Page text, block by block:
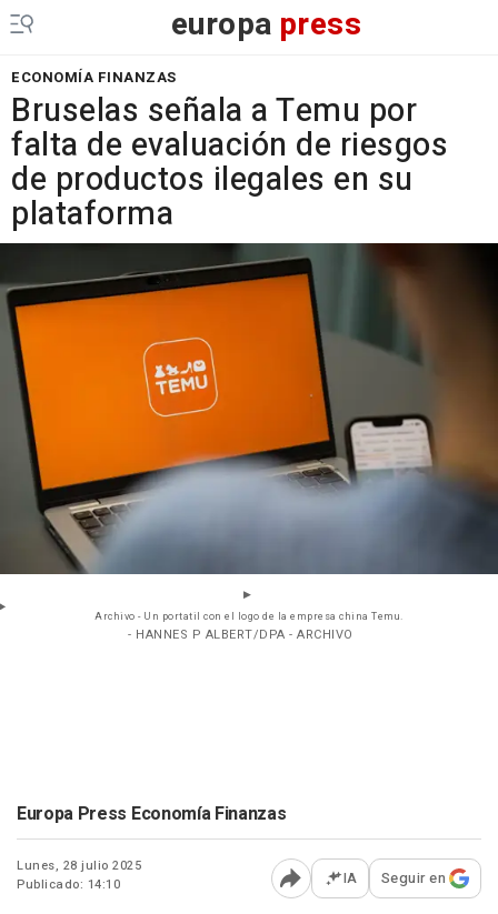
europa press
ECONOMÍA FINANZAS
Bruselas señala a Temu por
falta de evaluación de riesgos
de productos ilegales en su
plataforma
Archivo - Un portatil con el logo de la empresa china Temu.
- HANNES P ALBERT/DPA - ARCHIVO
Europa Press Economía Finanzas
Lunes, 28 julio 2025
Publicado: 14:10
Abrir opciones para
IA Seguir en